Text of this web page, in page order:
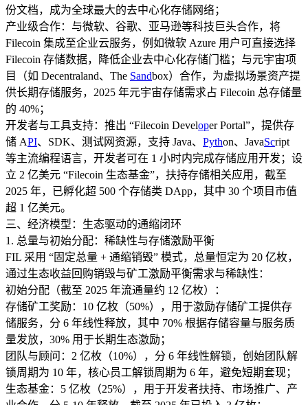
份文档，成为全球最大的去中心化存储网络；​
产业级合作：与微软、谷歌、亚马逊等科技巨头合作，将
Filecoin 集成至企业云服务，例如微软 Azure 用户可直接选择
Filecoin 存储数据，降低企业去中心化存储门槛；与元宇宙项
目（如 Decentraland、The Sandbox）合作，为虚拟场景资产提
供长期存储服务，2025 年元宇宙存储需求占 Filecoin 总存储量
的 40%；​
开发者与工具支持：推出 “Filecoin Developer Portal”，提供存
储 API、SDK、测试网资源，支持 Java、 Python、JavaScript
等主流编程语言，开发者可在 1 小时内完成存储应用开发；设
立 2 亿美元 “Filecoin 生态基金”，扶持存储相关应用，截至
2025 年，已孵化超 500 个存储类 DApp，其中 30 个项目市值
超 1 亿美元。​
三、经济模型：生态驱动的通缩闭环​
1. 总量与初始分配：稀缺性与存储激励平衡​
FIL 采用 “固定总量 + 通缩销毁” 模式，总量恒定为 20 亿枚，
通过生态收益回购销毁与矿工激励平衡需求与稀缺性：​
初始分配（截至 2025 年流通量约 12 亿枚）：​
存储矿工奖励：10 亿枚（50%），用于激励存储矿工提供存
储服务，分 6 年线性释放，其中 70% 根据存储容量与服务质
量发放，30% 用于长期生态激励；​
团队与顾问：2 亿枚（10%），分 6 年线性解锁，创始团队解
锁周期为 10 年，核心员工解锁周期为 6 年，避免短期套现；​
生态基金：5 亿枚（25%），用于开发者扶持、市场推广、产